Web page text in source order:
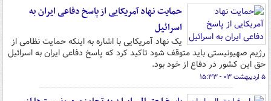
حمایت نهاد آمریکایی از پاسخ دفاعی ایران به
اسرائیل
یک نهاد آمریکایی با اشاره به اینکه حمایت نظامی از
رژیم صهیونیستی باید متوقف شود تاکید کرد که پاسخ دفاعی ایران به اسرائیل
حق این کشور در دفاع از خود بود.
۵ اردیبهشت ۰۳ - ۱۵:۳۳